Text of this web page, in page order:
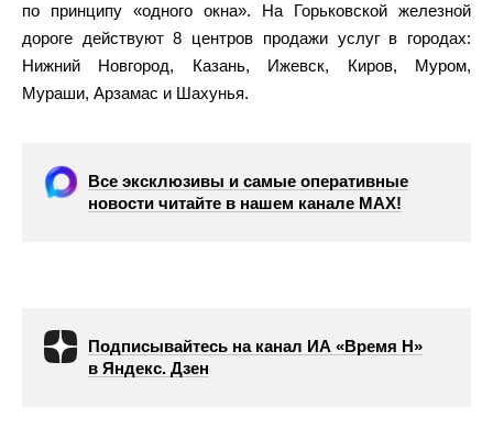
по принципу «одного окна». На Горьковской железной
дороге действуют 8 центров продажи услуг в городах:
Нижний Новгород, Казань, Ижевск, Киров, Муром,
Мураши, Арзамас и Шахунья.
Все эксклюзивы и самые оперативные
новости читайте в нашем канале МАХ!
Подписывайтесь на канал ИА «Время Н»
в Яндекс. Дзен